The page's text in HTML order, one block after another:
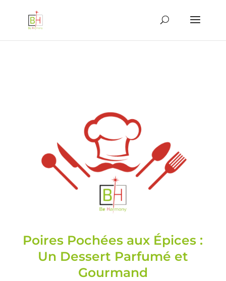
Poires Pochées aux Épices :
Un Dessert Parfumé et
Gourmand